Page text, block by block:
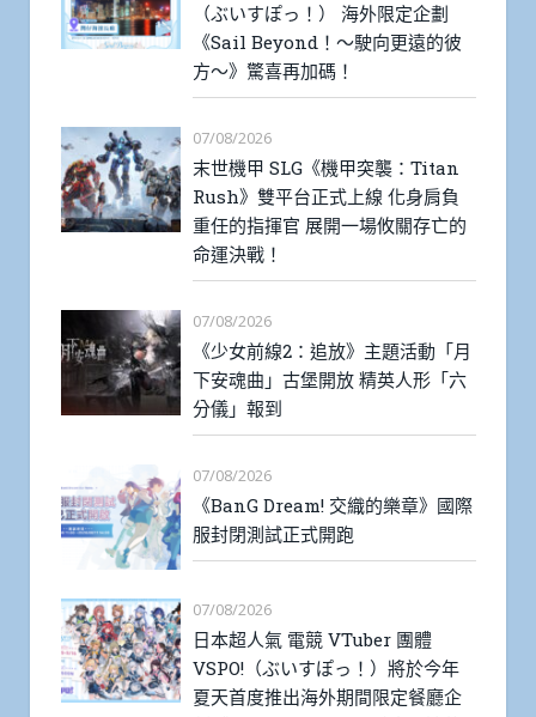
（ぶいすぽっ！） 海外限定企劃
《Sail Beyond！～駛向更遠的彼
方～》驚喜再加碼！
07/08/2026
末世機甲 SLG《機甲突襲：Titan
Rush》雙平台正式上線 化身肩負
重任的指揮官 展開一場攸關存亡的
命運決戰！
07/08/2026
《少女前線2：追放》主題活動「月
下安魂曲」古堡開放 精英人形「六
分儀」報到
07/08/2026
《BanG Dream! 交織的樂章》國際
服封閉測試正式開跑
07/08/2026
日本超人氣 電競 VTuber 團體
VSPO!（ぶいすぽっ！）將於今年
夏天首度推出海外期間限定餐廳企